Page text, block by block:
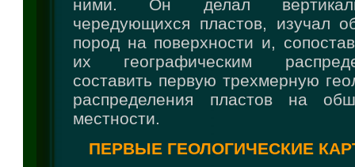
ними. Он делал
чередующихся пластов, изучал
пород на поверхности и,
их географическим
составить первую трехмерную
распределения пластов на
местности.
ПЕРВЫЕ ГЕОЛОГИЧЕСКИЕ